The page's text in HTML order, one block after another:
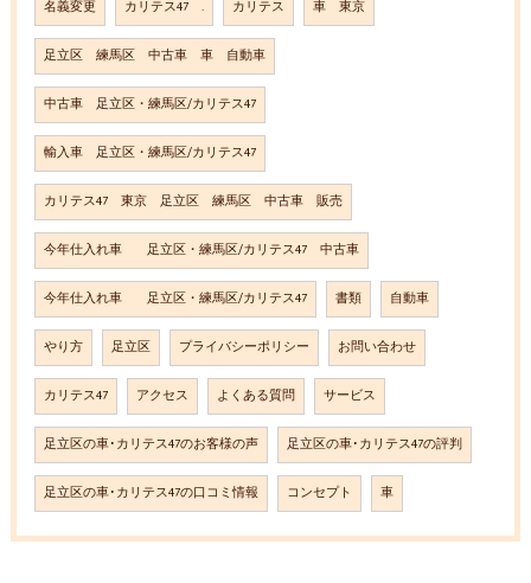
名義変更 カリテス47 . カリテス 車 東京
足立区 練馬区 中古車 車 自動車
中古車 足立区・練馬区/カリテス47
輸入車 足立区・練馬区/カリテス47
カリテス47 東京 足立区 練馬区 中古車 販売
今年仕入れ車 足立区・練馬区/カリテス47 中古車
今年仕入れ車 足立区・練馬区/カリテス47 書類 自動車
やり方 足立区 プライバシーポリシー お問い合わせ
カリテス47 アクセス よくある質問 サービス
足立区の車･カリテス47のお客様の声 足立区の車･カリテス47の評判
足立区の車･カリテス47の口コミ情報 コンセプト 車